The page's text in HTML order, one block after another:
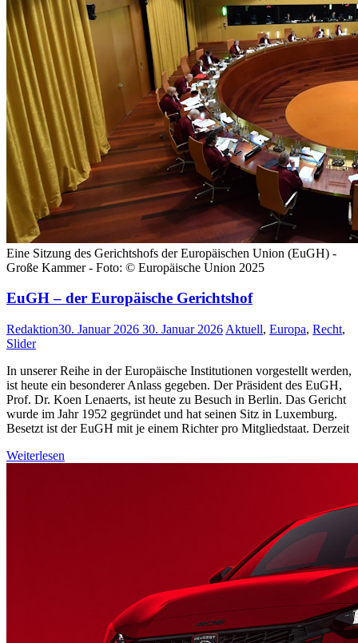
Eine Sitzung des Gerichtshofs der Europäischen Union (EuGH) -
Große Kammer - Foto: © Europäische Union 2025
EuGH – der Europäische Gerichtshof
Redaktion30. Januar 2026 30. Januar 2026 Aktuell, Europa, Recht,
Slider
In unserer Reihe in der Europäische Institutionen vorgestellt werden,
ist heute ein besonderer Anlass gegeben. Der Präsident des EuGH,
Prof. Dr. Koen Lenaerts, ist heute zu Besuch in Berlin. Das Gericht
wurde im Jahr 1952 gegründet und hat seinen Sitz in Luxemburg.
Besetzt ist der EuGH mit je einem Richter pro Mitgliedstaat. Derzeit
Weiterlesen